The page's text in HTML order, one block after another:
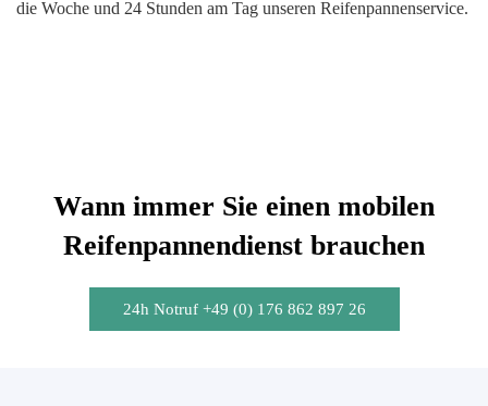
die Woche und 24 Stunden am Tag unseren Reifenpannenservice.
Wann immer Sie einen mobilen
Reifenpannendienst brauchen
24h Notruf +49 (0) 176 862 897 26